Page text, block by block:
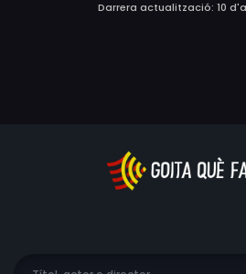
Darrera actualització: 10